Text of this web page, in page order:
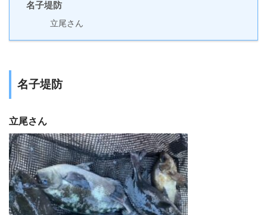
名子堤防
立尾さん
名子堤防
立尾さん